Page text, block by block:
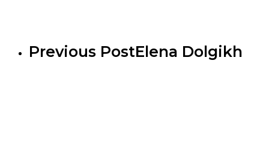
Previous PostElena Dolgikh